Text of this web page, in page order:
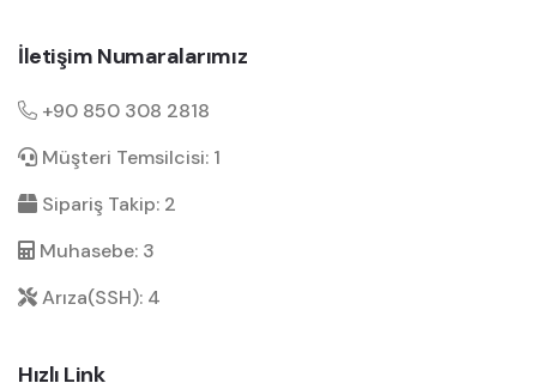
İletişim Numaralarımız
+90 850 308 2818
Müşteri Temsilcisi: 1
Sipariş Takip: 2
Muhasebe: 3
Arıza(SSH): 4
Hızlı Link